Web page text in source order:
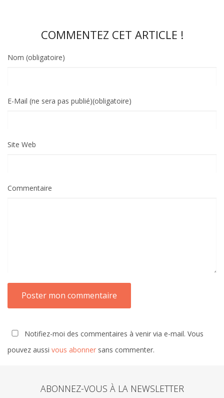
COMMENTEZ CET ARTICLE !
Nom (obligatoire)
E-Mail (ne sera pas publié)(obligatoire)
Site Web
Commentaire
Notifiez-moi des commentaires à venir via e-mail. Vous
pouvez aussi vous abonner sans commenter.
ABONNEZ-VOUS À LA NEWSLETTER